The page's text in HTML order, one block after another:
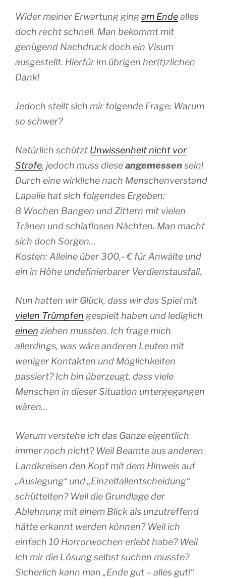
Wider meiner Erwartung gingam Endealles
doch recht schnell. Man bekommt mit
genügend Nachdruck doch ein Visum
ausgestellt. Hierfür im übrigen her(t)zlichen
Dank!
Jedoch stellt sich mir folgende Frage: Warum
so schwer?
Natürlich schützt Unwissenheit nicht vor
Strafe, jedoch muss dieseangemessensein!
Durch eine wirkliche nach Menschenverstand
Lapalie hat sich folgendes Ergeben:
8 Wochen Bangen und Zittern mit vielen
Tränen und schlaflosen Nächten. Man macht
sich doch Sorgen…
Kosten: Alleine über 300,- € für Anwälte und
ein in Höhe undefinierbarer Verdienstausfall.
Nun hatten wir Glück, dass wir das Spiel mit
vielen Trümpfen gespielt haben und lediglich
einen ziehen mussten. Ich frage mich
allerdings, was wäre anderen Leuten mit
weniger Kontakten und Möglichkeiten
passiert? Ich bin überzeugt, dass viele
Menschen in dieser Situation untergegangen
wären…
Warum verstehe ich das Ganze eigentlich
immer noch nicht? Weil Beamte aus anderen
Landkreisen den Kopf mit dem Hinweis auf
„Auslegung“ und „Einzelfallentscheidung“
schüttelten? Weil die Grundlage der
Ablehnung mit einem Blick als unzutreffend
hätte erkannt werden können? Weil ich
einfach 10 Horrorwochen erlebt habe? Weil
ich mir die Lösung selbst suchen musste?
Sicherlich kann man „Ende gut – alles gut!“